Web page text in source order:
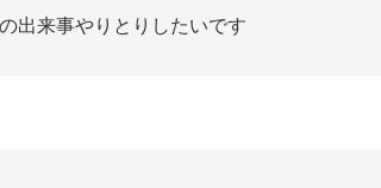
出来事やりとりしたいです